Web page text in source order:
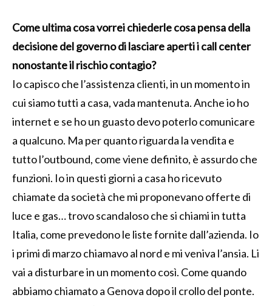
Come ultima cosa vorrei chiederle cosa pensa della
decisione del governo di lasciare aperti i call center
nonostante il rischio contagio?
Io capisco che l’assistenza clienti, in un momento in
cui siamo tutti a casa, vada mantenuta. Anche io ho
internet e se ho un guasto devo poterlo comunicare
a qualcuno. Ma per quanto riguarda la vendita e
tutto l’outbound, come viene definito, è assurdo che
funzioni. Io in questi giorni a casa ho ricevuto
chiamate da società che mi proponevano offerte di
luce e gas… trovo scandaloso che si chiami in tutta
Italia, come prevedono le liste fornite dall’azienda. Io
i primi di marzo chiamavo al nord e mi veniva l’ansia. Li
vai a disturbare in un momento così. Come quando
abbiamo chiamato a Genova dopo il crollo del ponte.